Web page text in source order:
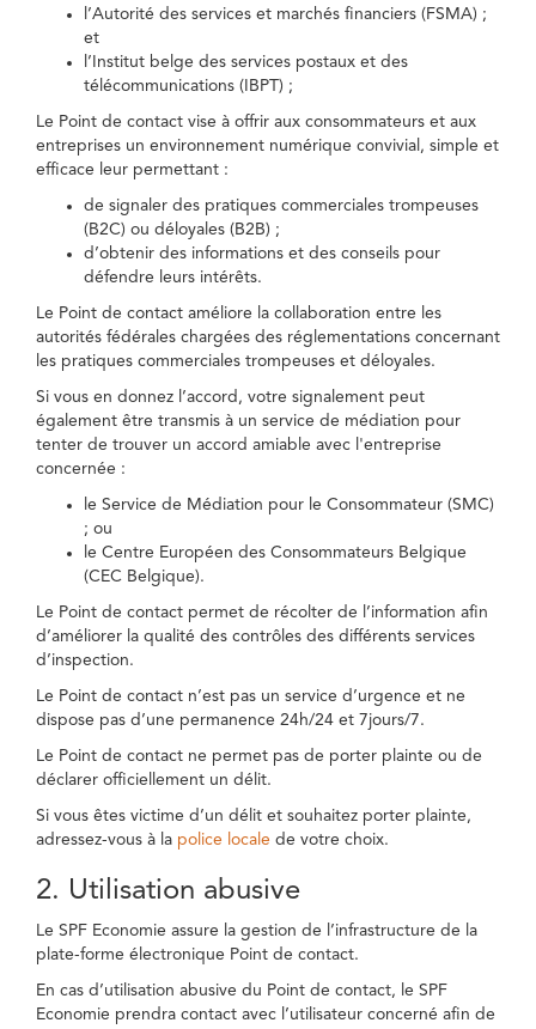
l’Autorité des services et marchés financiers (FSMA) ;
et
l’Institut belge des services postaux et des
télécommunications (IBPT) ;
Le Point de contact vise à offrir aux consommateurs et aux
entreprises un environnement numérique convivial, simple et
efficace leur permettant :
de signaler des pratiques commerciales trompeuses
(B2C) ou déloyales (B2B) ;
d’obtenir des informations et des conseils pour
défendre leurs intérêts.
Le Point de contact améliore la collaboration entre les
autorités fédérales chargées des réglementations concernant
les pratiques commerciales trompeuses et déloyales.
Si vous en donnez l’accord, votre signalement peut
également être transmis à un service de médiation pour
tenter de trouver un accord amiable avec l'entreprise
concernée :
le Service de Médiation pour le Consommateur (SMC)
; ou
le Centre Européen des Consommateurs Belgique
(CEC Belgique).
Le Point de contact permet de récolter de l’information afin
d’améliorer la qualité des contrôles des différents services
d’inspection.
Le Point de contact n’est pas un service d’urgence et ne
dispose pas d’une permanence 24h/24 et 7jours/7.
Le Point de contact ne permet pas de porter plainte ou de
déclarer officiellement un délit.
Si vous êtes victime d’un délit et souhaitez porter plainte,
adressez-vous à la police locale de votre choix.
2. Utilisation abusive
Le SPF Economie assure la gestion de l’infrastructure de la
plate-forme électronique Point de contact.
En cas d’utilisation abusive du Point de contact, le SPF
Economie prendra contact avec l’utilisateur concerné afin de